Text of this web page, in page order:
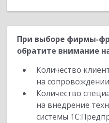
При выборе фирмы-
обратите внимание
Количество
на
Количество
на внедрение
системы